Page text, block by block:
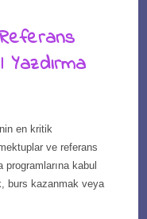
Yazdırma
en kritik
ve referans
programlarına kabul
burs kazanmak veya